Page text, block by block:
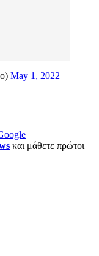
May 1, 2022
και μάθετε πρώτοι